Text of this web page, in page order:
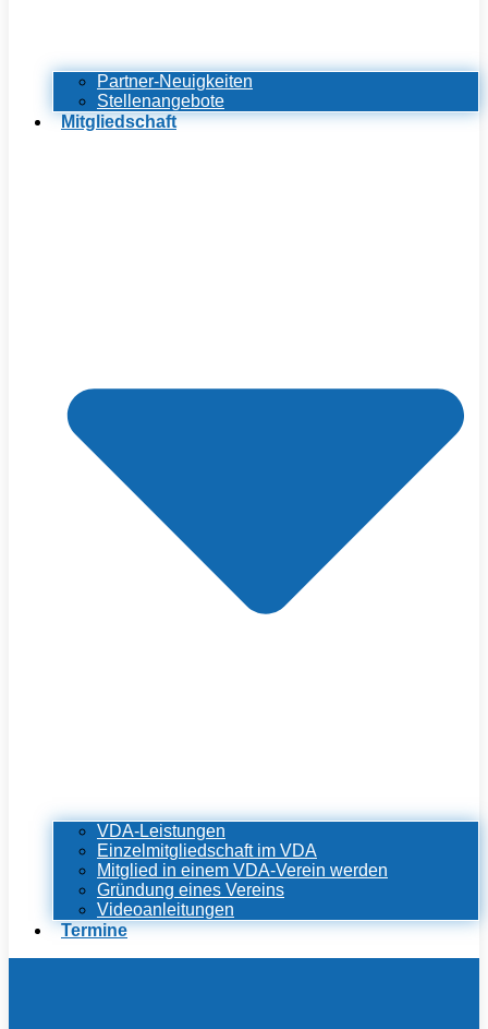
Partner-Neuigkeiten
Stellenangebote
Mitgliedschaft
VDA-Leistungen
Einzelmitgliedschaft im VDA
Mitglied in einem VDA-Verein werden
Gründung eines Vereins
Videoanleitungen
Termine